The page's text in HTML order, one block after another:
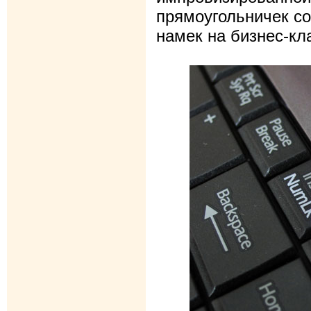
прямоугольничек
намек на бизнес-